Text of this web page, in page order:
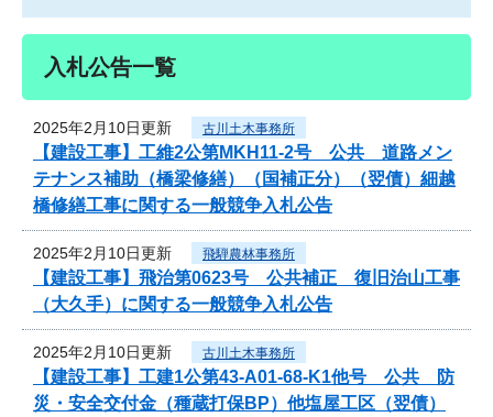
入札公告一覧
2025年2月10日更新 古川土木事務所
【建設工事】工維2公第MKH11-2号 公共 道路メン
テナンス補助（橋梁修繕）（国補正分）（翌債）細越
橋修繕工事に関する一般競争入札公告
2025年2月10日更新 飛騨農林事務所
【建設工事】飛治第0623号 公共補正 復旧治山工事
（大久手）に関する一般競争入札公告
2025年2月10日更新 古川土木事務所
【建設工事】工建1公第43-A01-68-K1他号 公共 防
災・安全交付金（種蔵打保BP）他塩屋工区（翌債）